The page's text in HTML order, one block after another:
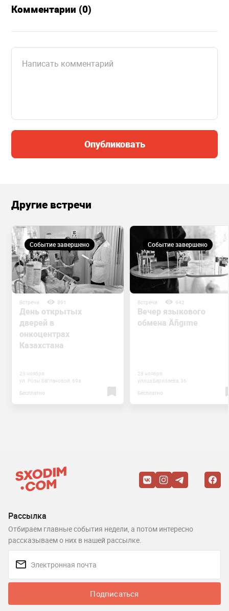
Комментарии (0)
Опубликовать
Другие встречи
Событие завершено
Встречи 891
День открытых
дверей в
онкоцентрах
Казахстана
23 ноября
ул. Розы Баглановой, 69а
Бесплатно
Событие завершено
Встречи 942
Вечер языкового
обмена Äñgıme
28 ноября
улица Барибаева, 36
Бесплатно
Рассылка
Отбираем главные события недели, а потом интересно
рассказываем о них в нашей рассылке.
Подписаться